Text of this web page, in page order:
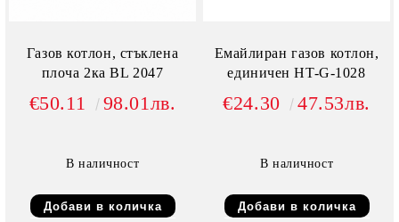
Газов котлон, стъклена
плоча 2ка BL 2047
€50.11 98.01лв.
В наличност
Емайлиран газов котлон,
единичен HT-G-1028
€24.30 47.53лв.
В наличност